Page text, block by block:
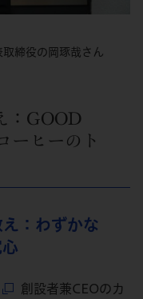
締役の岡琢哉さん
：GOOD
ーヒーのト
：わずかな
創設者兼CEOのカ